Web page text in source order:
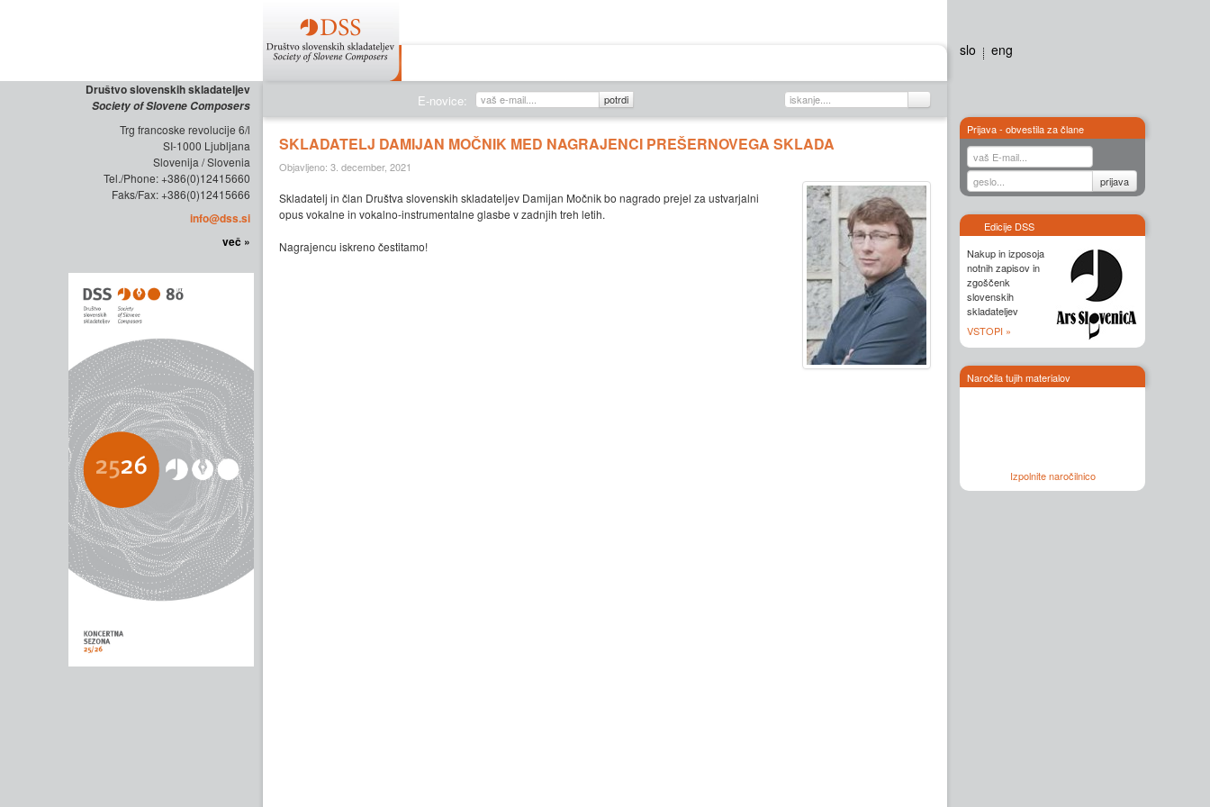
Društvo slovenskih skladateljev
Society of Slovene Composers
Trg francoske revolucije 6/l
SI-1000 Ljubljana
Slovenija / Slovenia
Tel./Phone: +386(0)12415660
Faks/Fax: +386(0)12415666
info@dss.si
več »
E-novice:
SKLADATELJ DAMIJAN MOČNIK MED NAGRAJENCI PREŠERNOVEGA SKLADA
Objavljeno: 3. december, 2021
Skladatelj in član Društva slovenskih skladateljev Damijan Močnik bo nagrado prejel za ustvarjalni
opus vokalne in vokalno-instrumentalne glasbe v zadnjih treh letih.
Nagrajencu iskreno čestitamo!
slo eng
Prijava - obvestila za člane
Edicije DSS
Nakup in izposoja
notnih zapisov in
zgoščenk
slovenskih
skladateljev
VSTOPI »
Naročila tujih materialov
Izpolnite naročilnico